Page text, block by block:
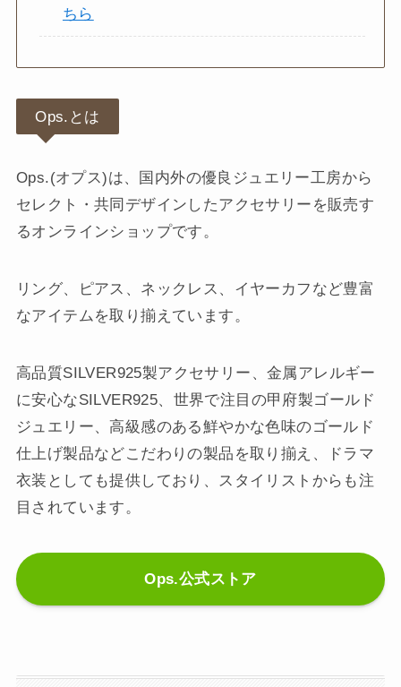
ちら
Ops.とは
Ops.(オプス)は、国内外の優良ジュエリー工房から
セレクト・共同デザインしたアクセサリーを販売す
るオンラインショップです。
リング、ピアス、ネックレス、イヤーカフなど豊富
なアイテムを取り揃えています。
高品質SILVER925製アクセサリー、金属アレルギー
に安心なSILVER925、世界で注目の甲府製ゴールド
ジュエリー、高級感のある鮮やかな色味のゴールド
仕上げ製品などこだわりの製品を取り揃え、ドラマ
衣装としても提供しており、スタイリストからも注
目されています。
Ops.公式ストア